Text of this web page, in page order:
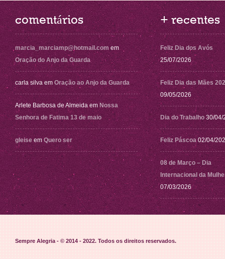
comentários
marcia_marciamp@hotmail.com em
Oração do Anjo da Guarda
carla silva em Oração ao Anjo da Guarda
Arlete Barbosa de Almeida em Nossa
Senhora de Fatima 13 de maio
gleise em Quero ser
+ recentes
Feliz Dia dos Avós
25/07/2026
Feliz Dia das Mães
09/05/2026
Dia do Trabalho 30/04/
Feliz Páscoa 02/04/
08 de Março – Dia
Internacional da
07/03/2026
Sempre Alegria - © 2014 - 2022. Todos os direitos reservados.